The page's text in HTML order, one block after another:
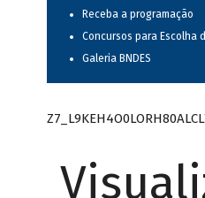
Receba a programação
Concursos para Escolha
Galeria BNDES